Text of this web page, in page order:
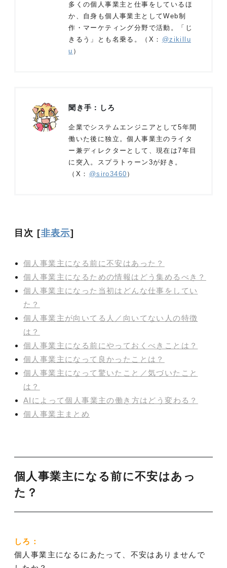
多くの個人事業主と仕事をしているほ
か、自身も個人事業主としてWeb制
作・マーケティング分野で活動。「じ
きるう」とも名乗る。（X： @zikillu
u ）
聞き手：しろ
企業でシステムエンジニアとして5年間
働いた後に独立。個人事業主のライタ
ー兼ディレクターとして、現在は7年目
に突入。スプラトゥーン3が好き。
（X： @siro3460 ）
目次 [非表示]
個人事業主になる前に不安はあった？
個人事業主になるための情報はどう集めるべき？
個人事業主になった当初はどんな仕事をしてい
た？
個人事業主が向いてる人／向いてない人の特徴
は？
個人事業主になる前にやっておくべきことは？
個人事業主になって良かったことは？
個人事業主になって驚いたこと／気づいたこと
は？
AIによって個人事業主の働き方はどう変わる？
個人事業主まとめ
個人事業主になる前に不安はあっ
た？
しろ：
個人事業主になるにあたって、不安はありませんで